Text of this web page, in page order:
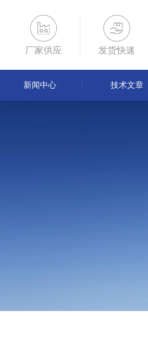
厂家供应 发货快速
新闻中心 技术文章